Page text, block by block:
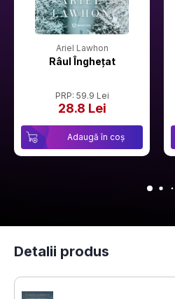
Ariel Lawhon
Râul Înghețat
PRP: 59.9 Lei
28.8 Lei
Adaugă în coș
Detalii produs